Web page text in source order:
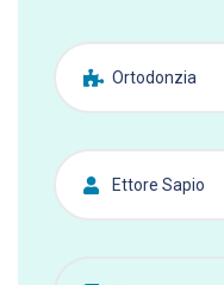
Ortodonzia
Ettore Sapio